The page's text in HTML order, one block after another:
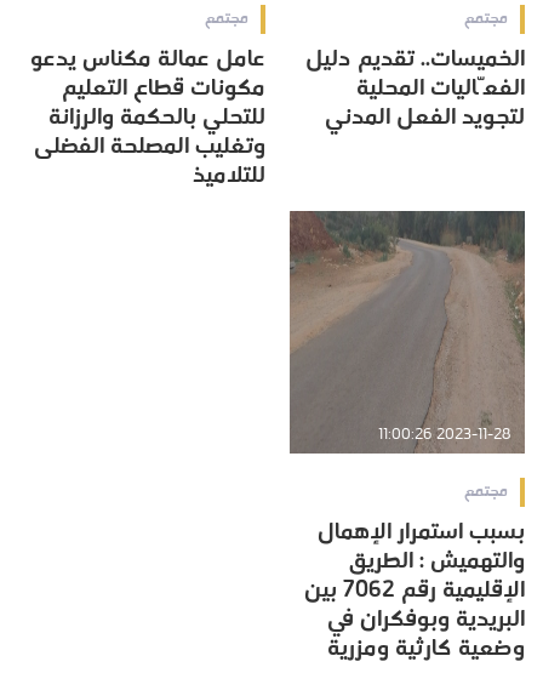
مجتمع
الخميسات.. تقديم دليل
الفعّاليات المحلية
لتجويد الفعل المدني
مجتمع
عامل عمالة مكناس يدعو
مكونات قطاع التعليم
للتحلي بالحكمة والرزانة
وتغليب المصلحة الفضلى
للتلاميذ
2023-11-28 11:00:26
مجتمع
بسبب استمرار الإهمال
والتهميش : الطريق
الإقليمية رقم 7062 بين
البريدية وبوفكران في
وضعية كارثية ومزرية